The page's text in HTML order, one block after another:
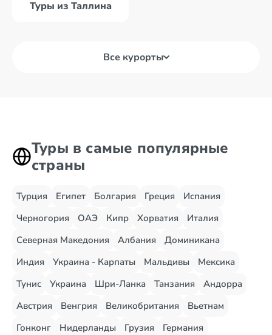
Туры из Таллина
Все курорты
Туры в самые популярные
страны
Турция Египет Болгария Греция
Испания
Черногория
ОАЭ Кипр Хорватия
Италия
Северная Македония
Албания
Доминикана
Индия
Украина - Карпаты Мальдивы
Мексика
Тунис
Украина Шри-Ланка Танзания
Андорра
Австрия
Венгрия Великобритания
Вьетнам
Гонконг
Нидерланды Грузия
Германия